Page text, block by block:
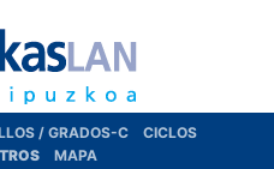
/ GRADOS-C
CICLOS
MAPA